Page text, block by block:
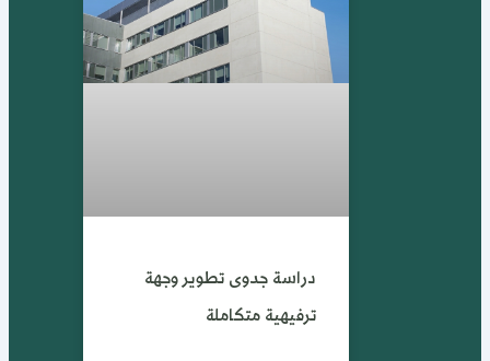
دراسة جدوى تطوير وجهة
ترفيهية متكاملة